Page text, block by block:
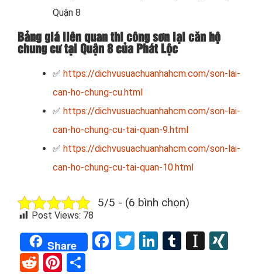
Quận 8
Bảng giá liên quan thi công sơn lại căn hộ
chung cư tại Quận 8 của Phát Lộc
✅ https://dichvusuachuanhahcm.com/son-lai-
can-ho-chung-cu.html
✅ https://dichvusuachuanhahcm.com/son-lai-
can-ho-chung-cu-tai-quan-9.html
✅ https://dichvusuachuanhahcm.com/son-lai-
can-ho-chung-cu-tai-quan-10.html
5/5 - (6 bình chọn)
Post Views: 78
Share Facebook
TwitterLinkedIn
Tumblr
RedditPinterest